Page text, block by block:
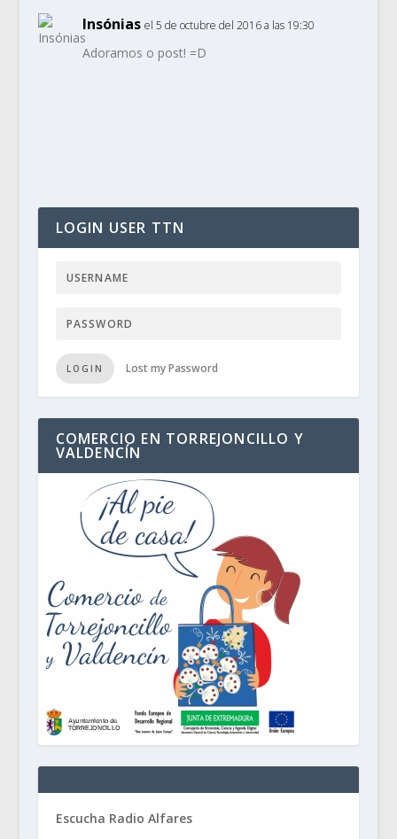
Insónias el 5 de octubre del 2016 a las 19:30
Adoramos o post! =D
LOGIN USER TTN
LOGIN Lost my Password
COMERCIO EN TORREJONCILLO Y
VALDENCÍN
Escucha Radio Alfares